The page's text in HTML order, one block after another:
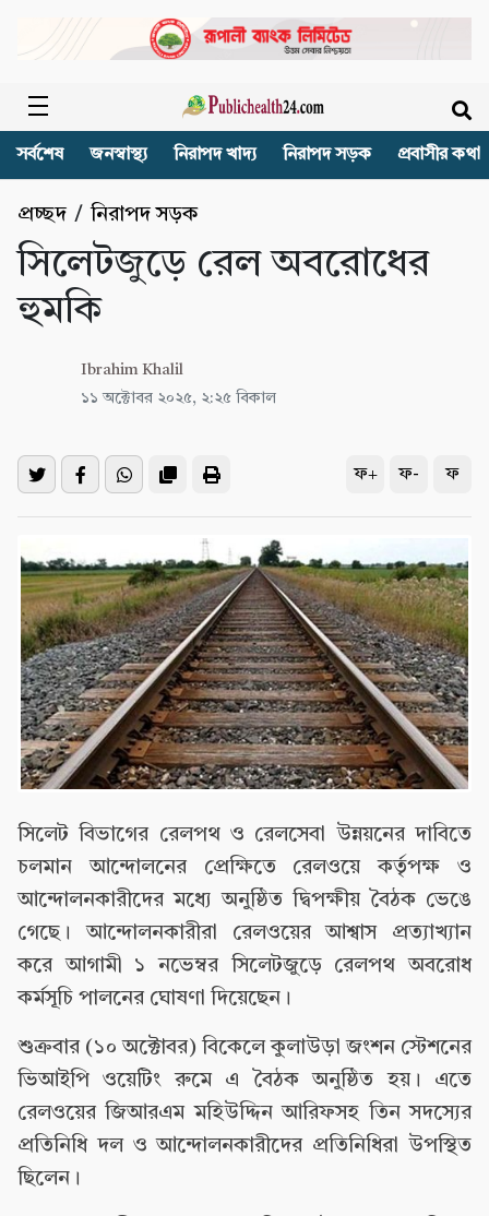
সর্বশেষ জনস্বাস্থ্য নিরাপদ খাদ্য নিরাপদ সড়ক প্রবাসীর কথা
প্রচ্ছদ /নিরাপদ সড়ক
সিলেটজুড়ে রেল অবরোধের
হুমকি
Ibrahim Khalil
১১ অক্টোবর ২০২৫, ২:২৫ বিকাল
ফ+ ফ- ফ
সিলেট বিভাগের রেলপথ ও রেলসেবা উন্নয়নের দাবিতে
চলমান আন্দোলনের প্রেক্ষিতে রেলওয়ে কর্তৃপক্ষ ও
আন্দোলনকারীদের মধ্যে অনুষ্ঠিত দ্বিপক্ষীয় বৈঠক ভেঙে
গেছে। আন্দোলনকারীরা রেলওয়ের আশ্বাস প্রত্যাখ্যান
করে আগামী ১ নভেম্বর সিলেটজুড়ে রেলপথ অবরোধ
কর্মসূচি পালনের ঘোষণা দিয়েছেন।
শুক্রবার (১০ অক্টোবর) বিকেলে কুলাউড়া জংশন স্টেশনের
ভিআইপি ওয়েটিং রুমে এ বৈঠক অনুষ্ঠিত হয়। এতে
রেলওয়ের জিআরএম মহিউদ্দিন আরিফসহ তিন সদস্যের
প্রতিনিধি দল ও আন্দোলনকারীদের প্রতিনিধিরা উপস্থিত
ছিলেন।